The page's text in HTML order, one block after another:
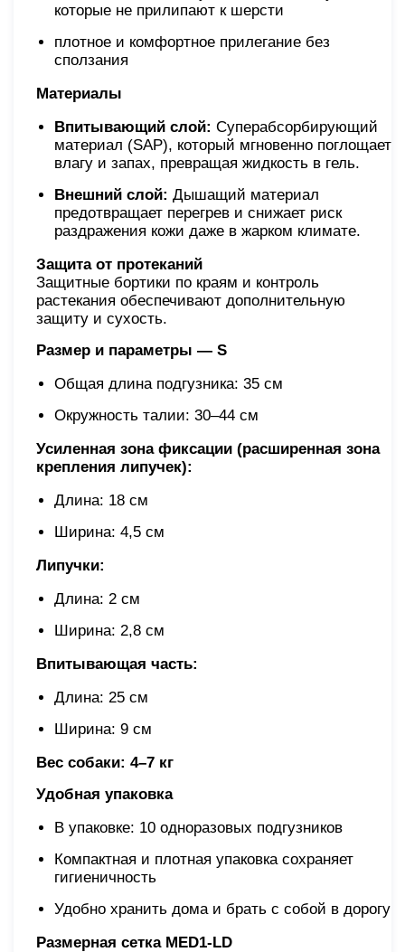
которые не прилипают к шерсти
плотное и комфортное прилегание без
сползания
Материалы
Впитывающий слой: Суперабсорбирующий
материал (SAP), который мгновенно поглощает
влагу и запах, превращая жидкость в гель.
Внешний слой: Дышащий материал
предотвращает перегрев и снижает риск
раздражения кожи даже в жарком климате.
Защита от протеканий
Защитные бортики по краям и контроль
растекания обеспечивают дополнительную
защиту и сухость.
Размер и параметры — S
Общая длина подгузника: 35 см
Окружность талии: 30–44 см
Усиленная зона фиксации (расширенная зона
крепления липучек):
Длина: 18 см
Ширина: 4,5 см
Липучки:
Длина: 2 см
Ширина: 2,8 см
Впитывающая часть:
Длина: 25 см
Ширина: 9 см
Вес собаки: 4–7 кг
Удобная упаковка
В упаковке: 10 одноразовых подгузников
Компактная и плотная упаковка сохраняет
гигиеничность
Удобно хранить дома и брать с собой в дорогу
Размерная сетка MED1-LD